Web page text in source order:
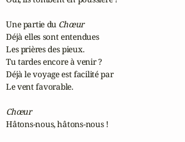
Une partie du Chœur
Déjà elles sont entendues
Les prières des pieux.
Tu tardes encore à venir ?
Déjà le voyage est facilité par
Le vent favorable.
Chœur
Hâtons-nous, hâtons-nous !